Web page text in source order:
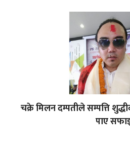
चक्रे मिलन दम्पतीले सम्पत्ति
पाए